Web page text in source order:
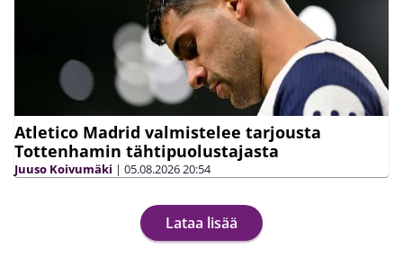
Atletico Madrid valmistelee tarjousta
Tottenhamin tähtipuolustajasta
Juuso Koivumäki | 05.08.202620:54
Lataa lisää